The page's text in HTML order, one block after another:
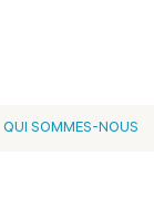
QUI SOMMES-NOUS